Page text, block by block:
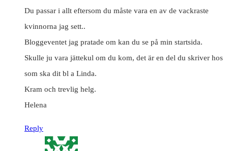
Du passar i allt eftersom du måste vara en av de vackraste
kvinnorna jag sett..
Bloggeventet jag pratade om kan du se på min startsida.
Skulle ju vara jättekul om du kom, det är en del du skriver hos
som ska dit bl a Linda.
Kram och trevlig helg.
Helena
Reply